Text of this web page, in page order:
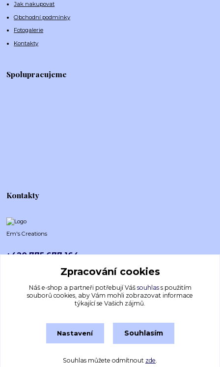
Jak nakupovat
Obchodní podmínky
Fotogalerie
Kontakty
Spolupracujeme
Kontakty
Em's Creations
+420 775 677 164
emscreations.cz@gmail.com
Vytvořeno na Eshop-rychle.cz
Zpracování cookies
Náš e-shop a partneři potřebují Váš souhlass použitím
souborů cookies, aby Vám mohli zobrazovat informace
týkající se Vašich zájmů.
Nastavení Souhlasím
Souhlas můžete odmítnout zde